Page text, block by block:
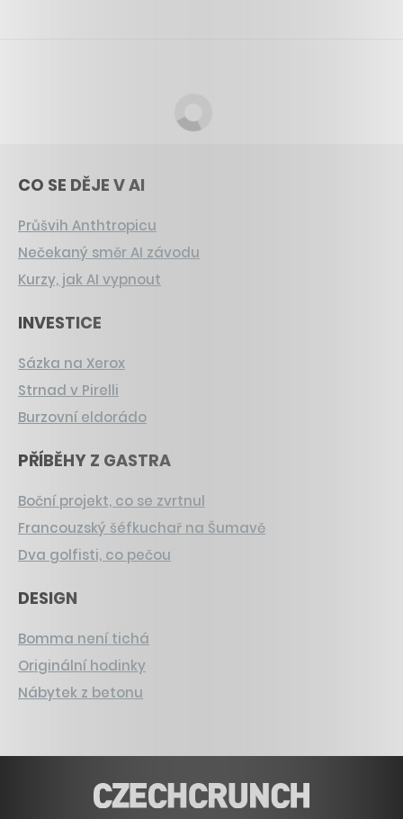
CO SE DĚJE V AI
Průšvih Anthtropicu
Nečekaný směr AI závodu
Kurzy, jak AI vypnout
INVESTICE
Sázka na Xerox
Strnad v Pirelli
Burzovní eldorádo
PŘÍBĚHY Z GASTRA
Boční projekt, co se zvrtnul
Francouzský šéfkuchař na Šumavě
Dva golfisti, co pečou
DESIGN
Bomma není tichá
Originální hodinky
Nábytek z betonu